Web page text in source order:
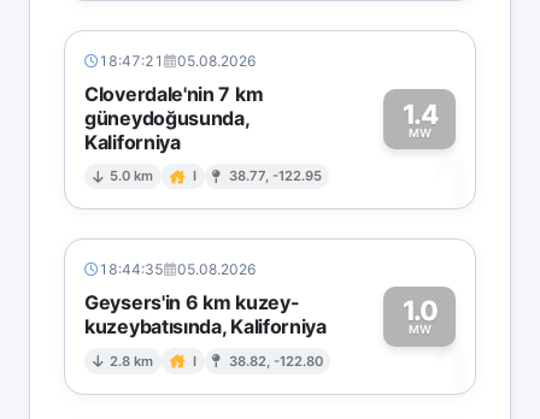
18:47:21 05.08.2026
Cloverdale'nin 7 km
güneydoğusunda,
Kaliforniya
5.0 km I 38.77, -122.95
1.4
MW
1
18:44:35 05.08.2026
Geysers'in 6 km kuzey-
kuzeybatısında, Kaliforniya
2.8 km I 38.82, -122.80
1.0
MW1